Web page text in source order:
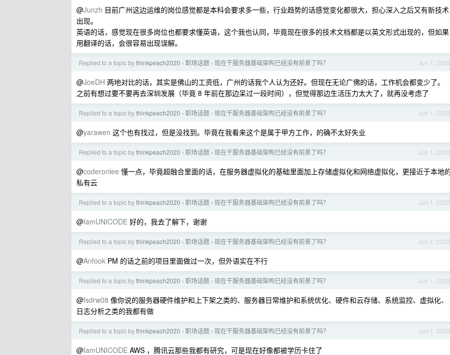
@Junzh 目前广州这边运维的岗位感觉都是本科会要求多一些，行业趋势的话感觉变化都很大，担心深入之后又有新技术
出现。
英语的话，感觉现在很多岗位也都要求懂英语，这个我也认同，毕竟现在很多的技术文档都是以英文形式出现的，但如果
用翻译的话，会很容易出现误解。
Jun 1, 2025
Replied to a topic bythinkpeach2020 › 职场话题 › 现在干服务器基础架构已经没有前景了吗？
@JoeDH 两地对比的话，其实是佛山的工资低，广州的话我个人认为还好。但现在无论广佛的话，工作机会都变少了。
之前有想过要不要再去深圳发展（毕竟 8 年前在那边呆过一段时间），但觉得那边生活压力太大了，就再没考虑了
Jun 1, 2025
Replied to a topic bythinkpeach2020 › 职场话题 › 现在干服务器基础架构已经没有前景了吗？
@yarawen 这个也有找过，但是没找到。毕竟在我看来这个是属于甲方工作，的确不太好失业
Jun 1, 2025
Replied to a topic bythinkpeach2020 › 职场话题 › 现在干服务器基础架构已经没有前景了吗？
@coderonlee 懂一点，毕竟超融合里面的话，在服务器虚拟化的基础里面加上存储虚拟化和网络虚拟化，更接近于本地
私有云
Jun 1, 2025
Replied to a topic bythinkpeach2020 › 职场话题 › 现在干服务器基础架构已经没有前景了吗？
@IamUNICODE 好的，我去了解下，谢谢
Jun 1, 2025
Replied to a topic bythinkpeach2020 › 职场话题 › 现在干服务器基础架构已经没有前景了吗？
@Anfook PM 的话之前的项目里面做过一次，但外语实在不行
Jun 1, 2025
Replied to a topic bythinkpeach2020 › 职场话题 › 现在干服务器基础架构已经没有前景了吗？
@fsdrw08 像你说的服务器硬件维护和上下架之类的、服务器日常维护和系统优化、硬件和云存储、系统监控、虚拟化、
日志分析之类的我都有做
Jun 1, 2025
Replied to a topic bythinkpeach2020 › 职场话题 › 现在干服务器基础架构已经没有前景了吗？
@IamUNICODE AWS ，腾讯云那些我都有研究，可是现在好像都被学历卡住了